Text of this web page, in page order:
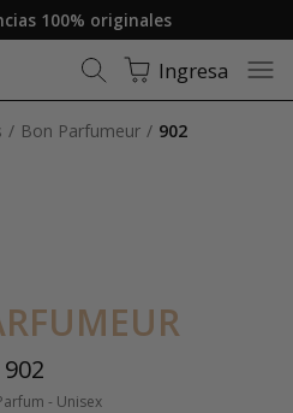
100% originales
Ingresa
Bon Parfumeur 902
902
- Unisex